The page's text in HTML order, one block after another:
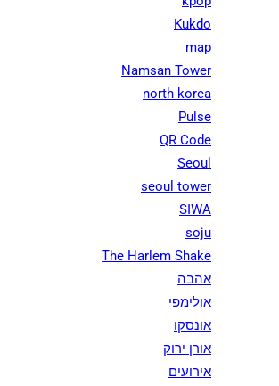
Kukdo
map
Namsan Tower
north korea
Pulse
QR Code
Seoul
seoul tower
SIWA
soju
The Harlem Shake
אהבה
אולימפי
אונסקו
אורן ירוק
אירועים